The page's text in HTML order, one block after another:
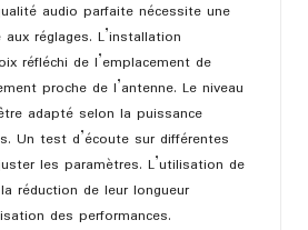
audio parfaite nécessite une
réglages. L’installation
réfléchi de l’emplacement de
proche de l’antenne. Le niveau
adapté selon la puissance
Un test d’écoute sur différentes
les paramètres. L’utilisation de
réduction de leur longueur
des performances.